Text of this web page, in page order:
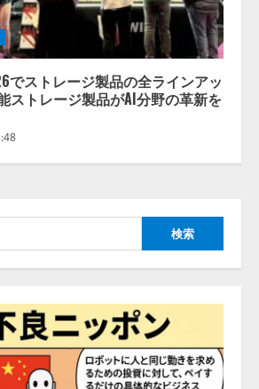
でストレージ製品の全ラインアッ
ストレージ製品がAI分野の革新を
【開催報告】次世代AIプラットフ
ォーム「TAIZA」および新サービ
スに関する記者発表会を開催
2026/08/07/17:53:45
【2026年企業のAI導入・活用に関
きている企業は26.8％。AI導入企
業の68.0％が、自社でのAI導入・
活用は「上手くいっている」と回
答
2026/08/07/13:53:50